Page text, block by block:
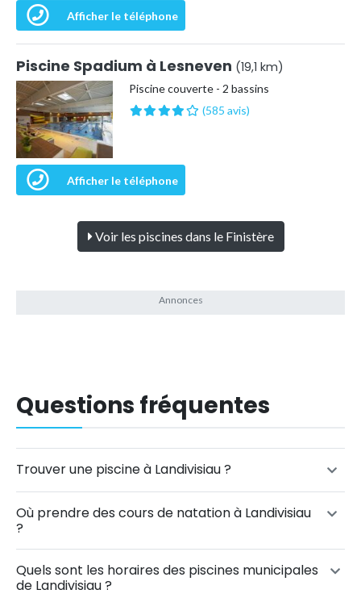
Afficher le téléphone
Piscine Spadium à Lesneven (19,1 km)
Piscine couverte - 2 bassins
(585 avis)
Afficher le téléphone
Voir les piscines dans le Finistère
Questions fréquentes
Trouver une piscine à Landivisiau ?
Où prendre des cours de natation à Landivisiau
?
Quels sont les horaires des piscines municipales
de Landivisiau ?